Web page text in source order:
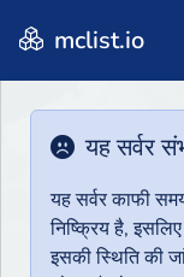
mclist.io
यह सर्वर
यह सर्वर काफी
निष्क्रिय है,
इसकी स्थिति की